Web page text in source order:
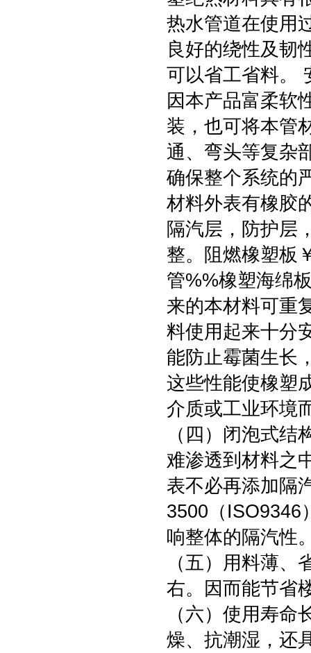
热水管道在使用
良好的绕性及韧
可以省工省料。
因本产品富柔软
装，也可将本管
通、弯头等复杂
确保整个系统的
材料外表有橡胶
隔汽层，防护层
整。阻燃橡塑板
管%%橡塑海绵
来的本材料可重
料使用起来十分
能防止霉菌生长
这些性能使橡塑
介质或工业环境
（四）闭泡式
难渗透到材料之
表不必再添加隔
3500（ISO9346
响整体的隔汽性
（五）用料薄
右。因而能节省
（六）使用寿
燥、抗潮湿，还